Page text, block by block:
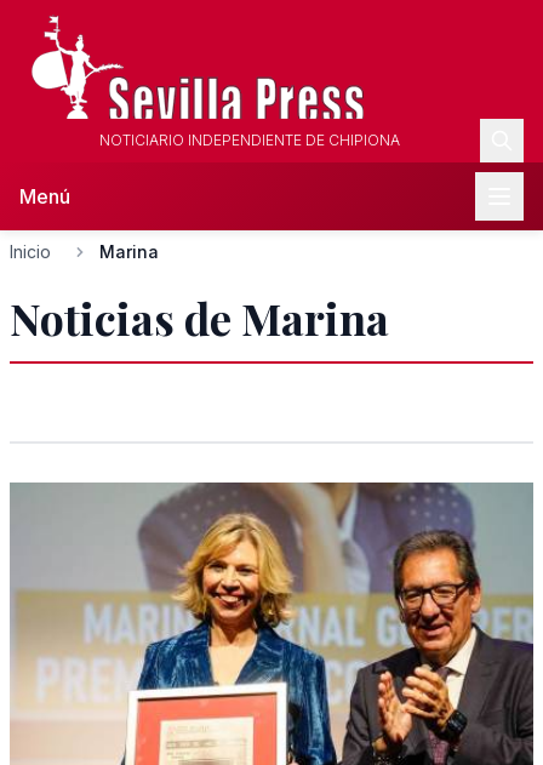
NOTICIARIO INDEPENDIENTE DE CHIPIONA
Menú
Inicio Marina
Noticias de Marina